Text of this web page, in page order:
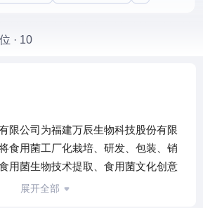
· 10
限公司为福建万辰生物科技股份有限
食用菌工厂化栽培、研发、包装、销
用菌生物技术提取、食用菌文化创意
电子商务及物流基地、循环经济的食
展开全部